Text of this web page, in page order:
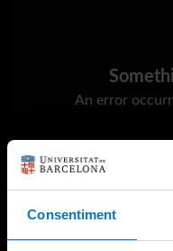
Consentiment
An error